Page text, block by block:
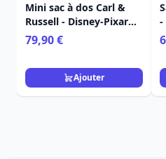
Mini sac à dos Carl &
Russell - Disney-Pixar
Loungefly Là-Haut
79,90 €
Ajouter
-